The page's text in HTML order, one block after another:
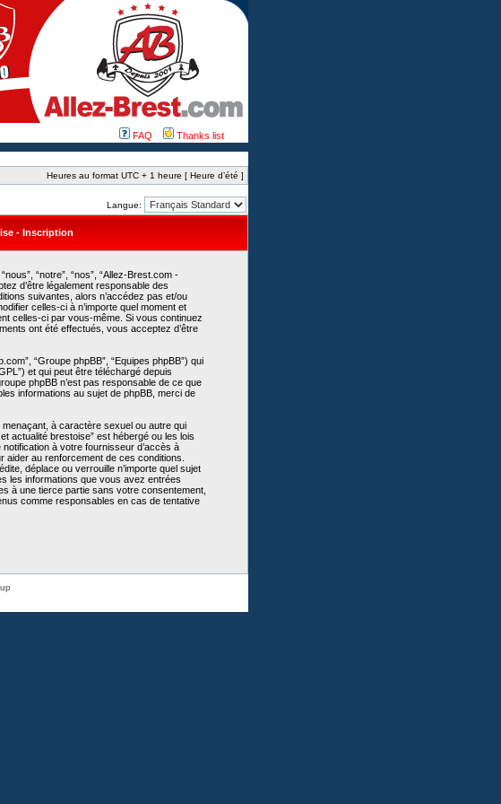
FAQ Thanks list
Heures au format UTC + 1 heure [ Heure d’été ]
Langue:
- Inscription
“notre”, “nos”, “Allez-Brest.com -
d’être légalement responsable des
suivantes, alors n’accédez pas et/ou
celles-ci à n’importe quel moment et
celles-ci par vous-même. Si vous continuez
ont été effectués, vous acceptez d’être
“Groupe phpBB”, “Equipes phpBB”) qui
et qui peut être téléchargé depuis
phpBB n’est pas responsable de ce que
informations au sujet de phpBB, merci de
à caractère sexuel ou autre qui
actualité brestoise” est hébergé ou les lois
à votre fournisseur d’accès à
au renforcement de ces conditions.
déplace ou verrouille n’importe quel sujet
les informations que vous avez entrées
à une tierce partie sans votre consentement,
comme responsables en cas de tentative